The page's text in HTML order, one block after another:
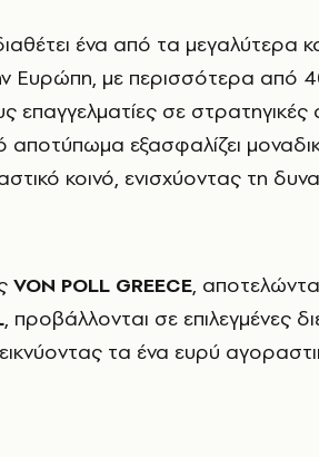
ένα από τα µεγαλύτερα
Ευρώπη, µε περισσότερα από
επαγγελµατίες σε
αποτύπωµα εξασφαλίζει
κοινό, ενισχύοντας τη
VON POLL GREECE,
, προβάλλονται σε επιλεγµένες
τα ένα ευρύ